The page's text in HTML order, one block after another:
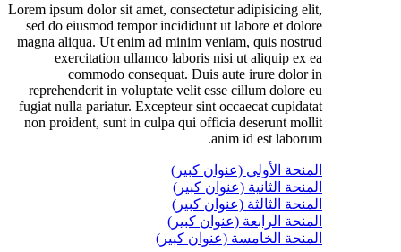
Lorem ipsum dolor sit amet, consectetur adipisicing elit,
sed do eiusmod tempor incididunt ut labore et dolore
magna aliqua. Ut enim ad minim veniam, quis nostrud
exercitation ullamco laboris nisi ut aliquip ex ea
commodo consequat. Duis aute irure dolor in
reprehenderit in voluptate velit esse cillum dolore eu
fugiat nulla pariatur. Excepteur sint occaecat cupidatat
non proident, sunt in culpa qui officia deserunt mollit
anim id est laborum.
المنحة الأولي (عنوان كبير)
المنحة الثانية (عنوان كبير)
المنحة الثالثة (عنوان كبير)
المنحة الرابعة (عنوان كبير)
المنحة الخامسة (عنوان كبير)